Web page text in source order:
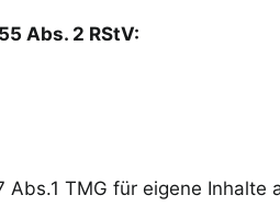
Abs. 2 RStV:
TMG für eigene Inhalte